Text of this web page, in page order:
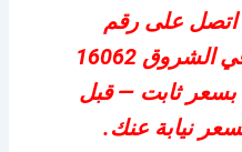
اتصل على رقم
صيانة سخان بوش في الشروق 16062
بسعر ثابت — قبل
نيابة عنك.